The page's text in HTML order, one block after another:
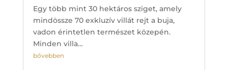
Egy több mint 30 hektáros sziget, amely
mindössze 70 exkluzív villát rejt a buja,
vadon érintetlen természet közepén.
Minden villa…
bővebben